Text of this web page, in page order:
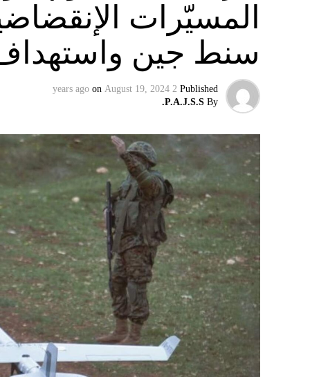
المسيّرات
سنط جين
Published
2 years ago
on August 19, 2024
By
P.A.J.S.S.